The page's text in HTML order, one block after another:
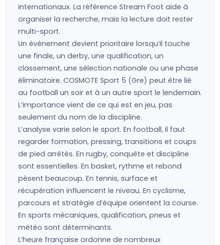
internationaux. La référence Stream Foot aide à
organiser la recherche, mais la lecture doit rester
multi-sport.
Un événement devient prioritaire lorsqu’il touche
une finale, un derby, une qualification, un
classement, une sélection nationale ou une phase
éliminatoire. COSMOTE Sport 5 (Gre) peut être lié
au football un soir et à un autre sport le lendemain.
L’importance vient de ce qui est en jeu, pas
seulement du nom de la discipline.
L’analyse varie selon le sport. En football, il faut
regarder formation, pressing, transitions et coups
de pied arrêtés. En rugby, conquête et discipline
sont essentielles. En basket, rythme et rebond
pèsent beaucoup. En tennis, surface et
récupération influencent le niveau. En cyclisme,
parcours et stratégie d’équipe orientent la course.
En sports mécaniques, qualification, pneus et
météo sont déterminants.
L’heure française ordonne de nombreux